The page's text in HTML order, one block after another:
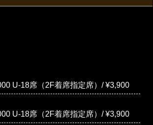
U-18席（2F着席指定席）/ ¥3,900
U-18席（2F着席指定席）/ ¥3,900